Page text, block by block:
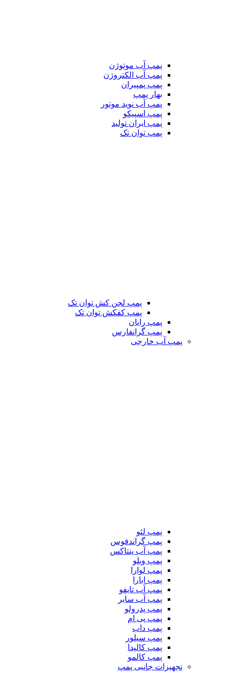
پمپ آب موتوژن
پمپ آب الکتروژن
پمپ پمپیران
بهار پمپ
پمپ آب نوید موتور
پمپ اسپیکو
پمپ ایران تولید
پمپ توان تک
پمپ لجن کش توان تک
پمپ کفکش توان تک
پمپ رایان
پمپ گرانفارس
پمپ آب خارجی
پمپ لئو
پمپ گراندفوس
پمپ آب پنتاکس
پمپ ویلو
پمپ لوارا
پمپ ابارا
پمپ آب تایفو
پمپ آب سایر
پمپ پدرولو
پمپ پی ام
پمپ داب
پمپ سیلور
پمپ کالپدا
پمپ کالمو
تجهیزات جانبی پمپ